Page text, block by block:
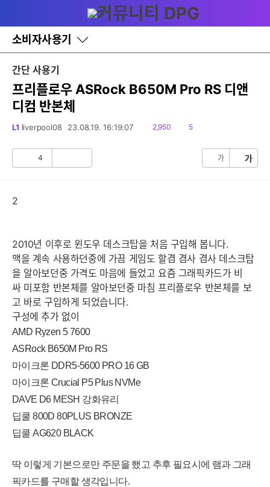
와
홈
소비자사용기
바
로
레
이
토
간단 사용기
프리플로우 ASRock B650M Pro RS 디앤
디컴 반본체
L1 liverpool08 23.08.19. 16:19:07
읽
2,950
댓
5
4 가 가
2
2010년 이후로 윈도우 데스크탑을 처음 구입해 봅니다.
맥을 계속 사용하던중에 가끔 게임도 할겸 겸사 겸사 데스크탑
을 알아보던중 가격도 마음에 들었고 요즘 그래픽카드가 비
싸 미포함 반본체를 알아보던중 마침 프리플로우 반본체를 보
고 바로 구입하게 되었습니다.
구성에 추가 없이
AMD Ryzen 5 7600
ASRock B650M Pro RS
마이크론 DDR5-5600 PRO 16 GB
마이크론 Crucial P5 Plus NVMe
DAVE D6 MESH 강화유리
딥쿨 800D 80PLUS BRONZE
딥쿨 AG620 BLACK
딱 이렇게 기본으로만 주문을 했고 추후 필요시에 램과 그래
픽카드를 구매할 생각입니다.